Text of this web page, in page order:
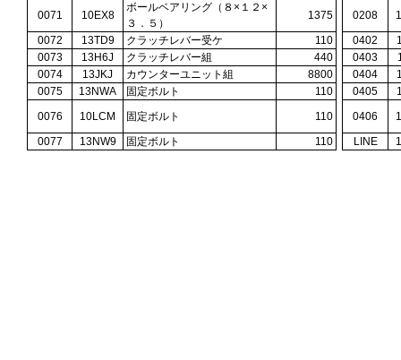
0071
10EX8
ボールベアリング（８×１２×
３．５）
1375 0208
0072
13TD9 クラッチレバー受ケ 110 0402
0073
13H6J クラッチレバー組 440 0403
0074
13JKJ カウンターユニット組 8800 0404
0075
13NWA 固定ボルト 110 0405
0076
10LCM 固定ボルト 110 0406
0077
13NW9 固定ボルト 110 LINE